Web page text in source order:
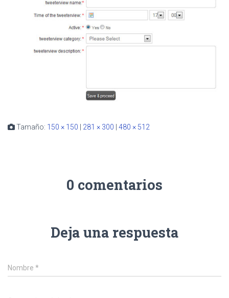
Tamaño: 150 × 150 281 × 300 480 × 512
0 comentarios
Deja una respuesta
Nombre *